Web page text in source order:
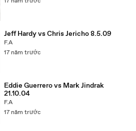
Jeff Hardy vs Chris Jericho 8.5.09
F.A
17 năm trước
Eddie Guerrero vs Mark Jindrak
21.10.04
F.A
17 năm trước